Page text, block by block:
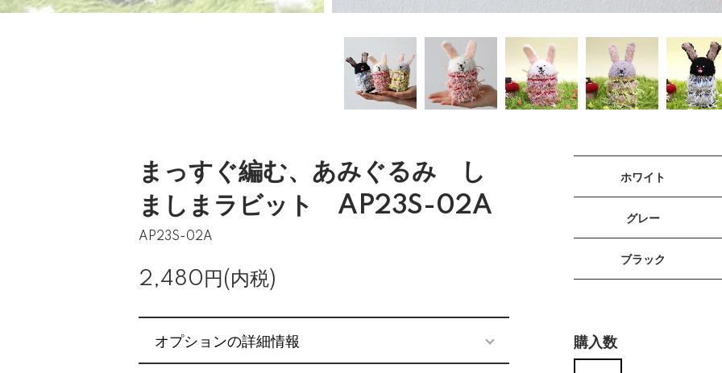
まっすぐ編む、あみぐるみ し
ましまラビット AP23S-02A
AP23S-02A
2,480円(内税)
オプションの詳細情報
ホワイト
グレー
ブラック
購入数